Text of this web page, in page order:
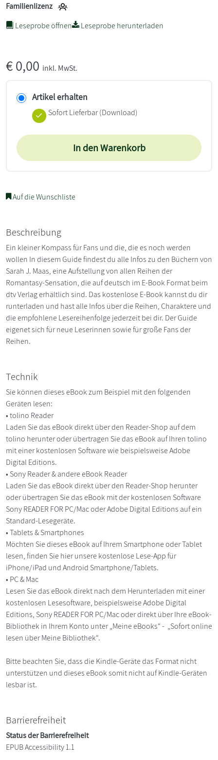
Familienlizenz
Leseprobe öffnen
Leseprobe herunterladen
€0,00 inkl. MwSt.
Artikel erhalten
Sofort Lieferbar (Download)
In den Warenkorb
Auf die Wunschliste
Beschreibung
Ein kleiner Kompass für Fans und die, die es noch werden
wollen In diesem Guide findest du alle Infos zu den Büchern von
Sarah J. Maas, eine Aufstellung von allen Reihen der
Romantasy-Sensation, die auf deutsch im E-Book Format beim
dtv Verlag erhältlich sind. Das kostenlose E-Book kannst du dir
runterladen und hast alle Infos über die Reihen, Charaktere und
die empfohlene Lesereihenfolge jederzeit bei dir. Der Guide
eigenet sich für neue Leserinnen sowie für große Fans der
Reihen.
Technik
Sie können dieses eBook zum Beispiel mit den folgenden
Geräten lesen:
• tolino Reader
Laden Sie das eBook direkt über den Reader-Shop auf dem
tolino herunter oder übertragen Sie das eBook auf Ihren tolino
mit einer kostenlosen Software wie beispielsweise Adobe
Digital Editions.
• Sony Reader & andere eBook Reader
Laden Sie das eBook direkt über den Reader-Shop herunter
oder übertragen Sie das eBook mit der kostenlosen Software
Sony READER FOR PC/Mac oder Adobe Digital Editions auf ein
Standard-Lesegeräte.
• Tablets & Smartphones
Möchten Sie dieses eBook auf Ihrem Smartphone oder Tablet
lesen, finden Sie hier unsere kostenlose Lese-App für
iPhone/iPad und Android Smartphone/Tablets.
• PC & Mac
Lesen Sie das eBook direkt nach dem Herunterladen mit einer
kostenlosen Lesesoftware, beispielsweise Adobe Digital
Editions, Sony READER FOR PC/Mac oder direkt über Ihre eBook-
Bibliothek in Ihrem Konto unter „Meine eBooks“ - „Sofort online
lesen über Meine Bibliothek“.
Bitte beachten Sie, dass die Kindle-Geräte das Format nicht
unterstützen und dieses eBook somit nicht auf Kindle-Geräten
lesbar ist.
Barrierefreiheit
Status der Barrierefreiheit
EPUB Accessibility 1.1